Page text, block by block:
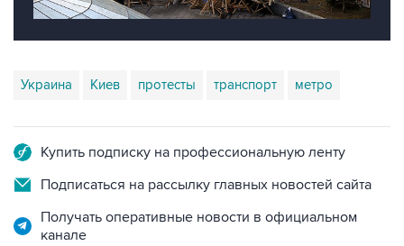
Украина Киев протесты транспорт метро
Купить подписку на профессиональную ленту
Подписаться на рассылку главных новостей сайта
Получать оперативные новости в официальном
канале